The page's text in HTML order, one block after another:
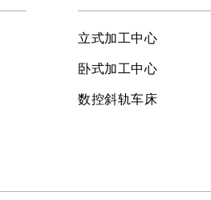
立式加工中心
卧式加工中心
数控斜轨车床